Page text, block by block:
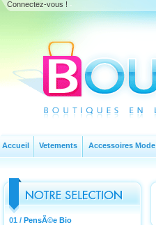
Connectez-vous ! -
Accueil Vetements Accessoires Mode
01 / PensÃ©e Bio